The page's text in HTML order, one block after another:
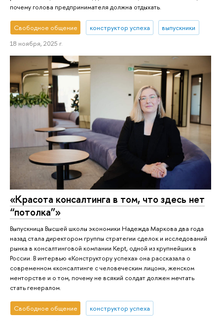
почему голова предпринимателя должна отдыхать.
Свободное общение конструктор успеха
выпускники
18 ноября, 2025 г.
«Красота консалтинга в том, что здесь нет
“потолка”»
Выпускница Высшей школы экономики Надежда Маркова два года
назад стала директором группы стратегии сделок и исследований
рынка в консалтинговой компании Kept, одной из крупнейших в
России. В интервью «Конструктору успеха» она рассказала о
современном «консалтинге с человеческим лицом», женском
менторстве и о том, почему не всякий солдат должен мечтать
стать генералом.
Свободное общение
конструктор успеха